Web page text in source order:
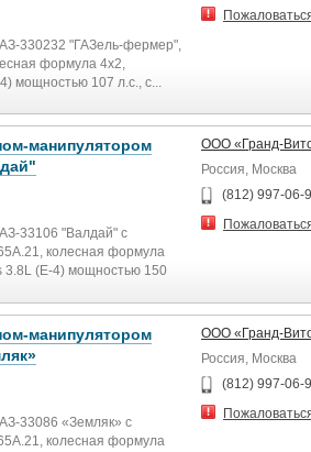
330232 "ГАЗель-фермер",
формула 4х2,
мощностью 107 л.с., с...
манипулятором
33106 "Валдай" с
колесная формула
3.8L (Е-4) мощностью 150
ООО «Гранд-
Россия, Москва
(812) 997-06-
манипулятором
33086 «Земляк» с
колесная формула
ООО «Гранд-
Россия, Москва
(812) 997-06-